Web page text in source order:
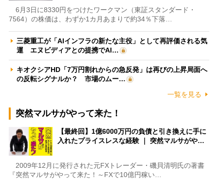
6月3日に8330円をつけたワークマン（東証スタンダード・
7564）の株価は、わずか1カ月あまりで約34％下落…
三菱重工が「AIインフラの新たな主役」として再評価される気
運 エヌビディアとの提携でAI…
キオクシアHD「7万円割れからの急反発」は再びの上昇局面へ
の反転シグナルか？ 市場のムー…
一覧を見る
突然マルサがやって来た！
【最終回】1億6000万円の負債と引き換えに手に
入れたプライスレスな経験 ｜ 突然マルサがや…
2009年12月に発行された元FXトレーダー・磯貝清明氏の著書
『突然マルサがやって来た！～FXで10億円稼い…